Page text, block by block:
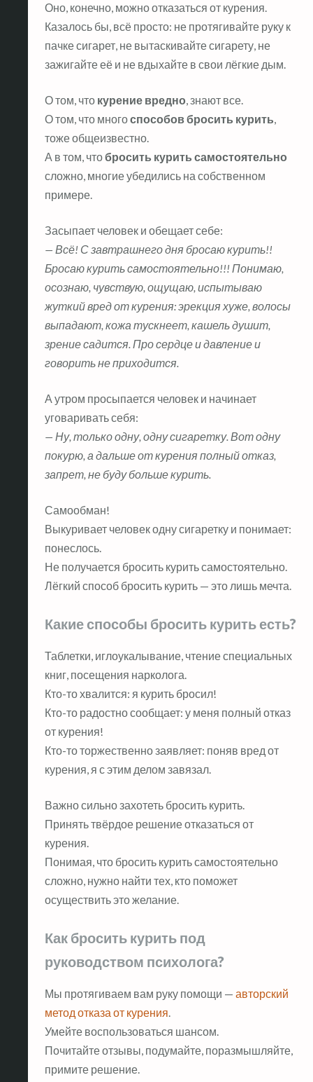
Оно, конечно, можно отказаться от курения.
Казалось бы, всё просто: не протягивайте руку к
пачке сигарет, не вытаскивайте сигарету, не
зажигайте её и не вдыхайте в свои лёгкие дым.
О том, что курение вредно, знают все.
О том, что многоспособов бросить курить,
тоже общеизвестно.
А в том, чтобросить курить самостоятельно
сложно, многие убедились на собственном
примере.
Засыпает человек и обещает себе:
— Всё! С завтрашнего дня бросаю курить!!
Бросаю курить самостоятельно!!! Понимаю,
осознаю, чувствую, ощущаю, испытываю
жуткий вред от курения: эрекция хуже, волосы
выпадают, кожа тускнеет, кашель душит,
зрение садится. Про сердце и давление и
говорить не приходится.
А утром просыпается человек и начинает
уговаривать себя:
— Ну, только одну, одну сигаретку. Вот одну
покурю, а дальше от курения полный отказ,
запрет, не буду больше курить.
Самообман!
Выкуривает человек одну сигаретку и понимает:
понеслось.
Не получается бросить курить самостоятельно.
Лёгкий способ бросить курить — это лишь мечта.
Какие способы бросить курить есть?
Таблетки, иглоукалывание, чтение специальных
книг, посещения нарколога.
Кто-то хвалится: я курить бросил!
Кто-то радостно сообщает: у меня полный отказ
от курения!
Кто-то торжественно заявляет: поняв вред от
курения, я с этим делом завязал.
Важно сильно захотеть бросить курить.
Принять твёрдое решение отказаться от
курения.
Понимая, что бросить курить самостоятельно
сложно, нужно найти тех, кто поможет
осуществить это желание.
Как бросить курить под
руководством психолога?
Мы протягиваем вам руку помощи — авторский
метод отказа от курения.
Умейте воспользоваться шансом.
Почитайте отзывы, подумайте, поразмышляйте,
примите решение.